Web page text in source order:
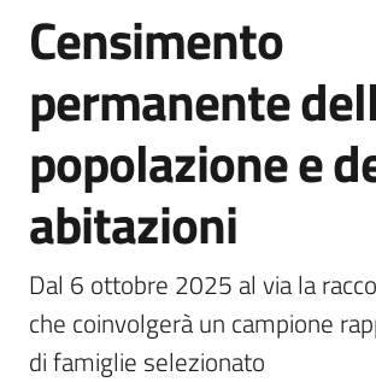
Novità
Servizi
Vivere
Bastiglia
Tutti
Salta al contenuto
Censimento
permanente
popolazione e
abitazioni
Dal 6 ottobre 2025 al via la
che coinvolgerà un campione
di famiglie selezionato